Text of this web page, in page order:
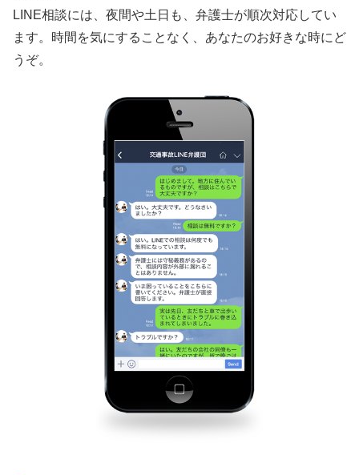
LINE相談には、夜間や土日も、弁護士が順次対応してい
ます。時間を気にすることなく、あなたのお好きな時にど
うぞ。